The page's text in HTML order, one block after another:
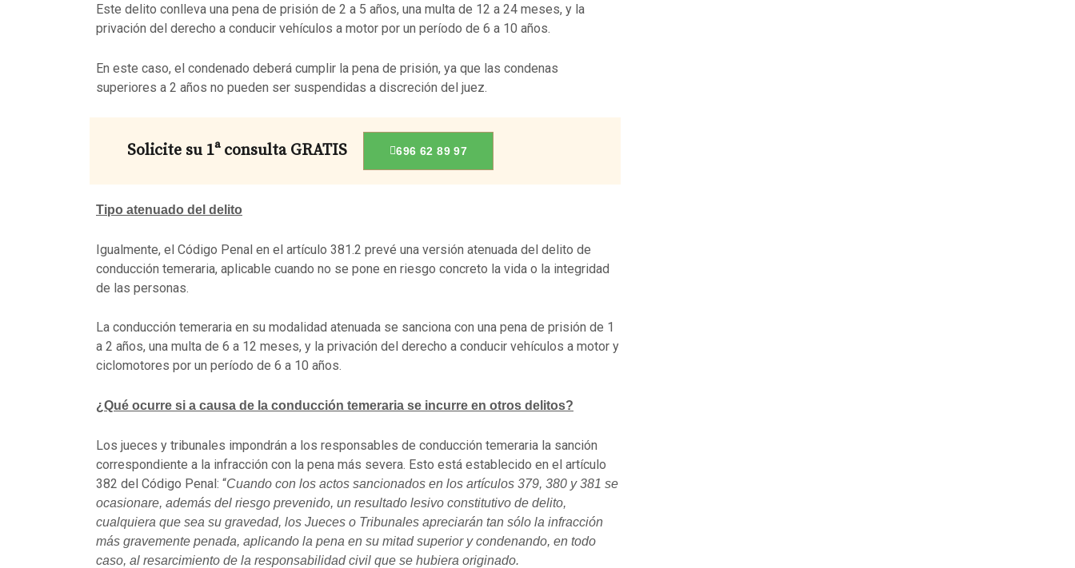
Este delito conlleva una pena de prisión de 2 a 5 años, una multa de 12 a 24 meses, y la
privación del derecho a conducir vehículos a motor por un período de 6 a 10 años.
En este caso, el condenado deberá cumplir la pena de prisión, ya que las condenas
superiores a 2 años no pueden ser suspendidas a discreción del juez.
Solicite su 1ª consulta GRATIS 696 62 89 97
Tipo atenuado del delito
Igualmente, el Código Penal en el artículo 381.2 prevé una versión atenuada del delito de
conducción temeraria, aplicable cuando no se pone en riesgo concreto la vida o la integridad
de las personas.
La conducción temeraria en su modalidad atenuada se sanciona con una pena de prisión de 1
a 2 años, una multa de 6 a 12 meses, y la privación del derecho a conducir vehículos a motor y
ciclomotores por un período de 6 a 10 años.
¿Qué ocurre si a causa de la conducción temeraria se incurre en otros delitos?
Los jueces y tribunales impondrán a los responsables de conducción temeraria la sanción
correspondiente a la infracción con la pena más severa. Esto está establecido en el artículo
382 del Código Penal: “Cuando con los actos sancionados en los artículos 379, 380 y 381 se
ocasionare, además del riesgo prevenido, un resultado lesivo constitutivo de delito,
cualquiera que sea su gravedad, los Jueces o Tribunales apreciarán tan sólo la infracción
más gravemente penada, aplicando la pena en su mitad superior y condenando, en todo
caso, al resarcimiento de la responsabilidad civil que se hubiera originado.